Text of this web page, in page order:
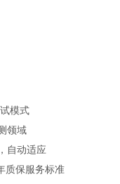
模式
领域
自动适应
质保服务标准